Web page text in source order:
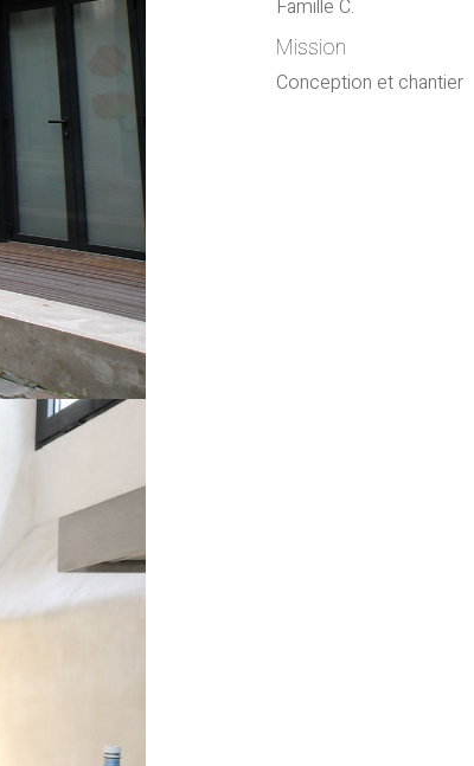
Famille C.
Mission
Conception et chantier